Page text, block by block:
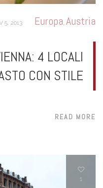
Europa, Austria
5, 2013
4 LOCALI
CON STILE
READ MORE
1